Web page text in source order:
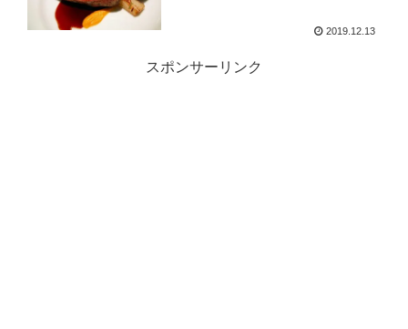
2019.12.13
スポンサーリンク